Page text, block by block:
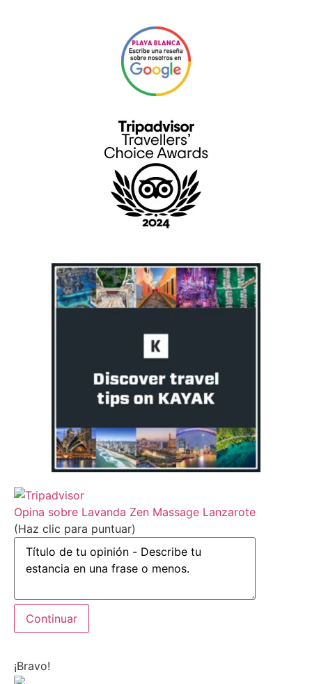
Opina sobre Lavanda Zen Massage Lanzarote
(Haz clic para puntuar)
¡Bravo!